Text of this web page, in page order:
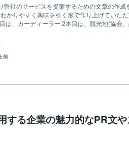
弊社のサービスを提案するための文章の作
やすく興味を引く形で作り上げていただきたいです
は、カーディーラー 2本目は、観光地(協会
ます。
前
する企業の魅力的なPR文